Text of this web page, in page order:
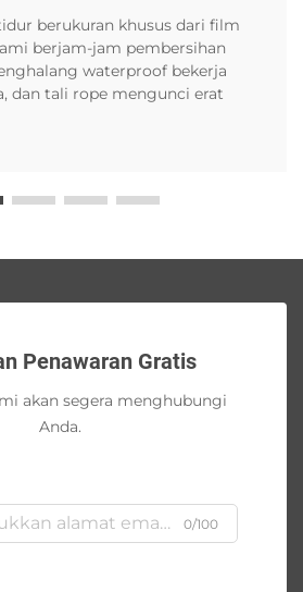
berukuran khusus dari film
berjam-jam pembersihan
waterproof bekerja
dan tali rope mengunci erat
Penawaran Gratis
akan segera menghubungi
Anda.
0/100